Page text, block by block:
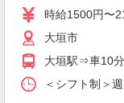
派遣社員
株式会社kotrio /●NG-
時給1500円〜
大垣市
大垣駅⇒車10
＜シフト制＞